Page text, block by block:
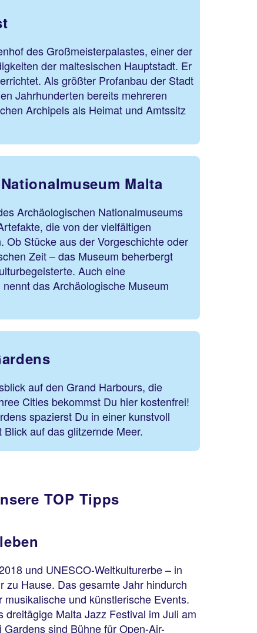
des Großmeisterpalastes, einer der
der maltesischen Hauptstadt. Er
Als größter Profanbau der Stadt
Jahrhunderten bereits mehreren
Archipels als Heimat und Amtssitz
Malta
Archäologischen Nationalmuseums
die von der vielfältigen
Ob Stücke aus der Vorgeschichte oder
Zeit – das Museum beherbergt
Auch eine
das Archäologische Museum
auf den Grand Harbours, die
Cities bekommst Du hier kostenfrei!
spazierst Du in einer kunstvoll
auf das glitzernde Meer.
TOP Tipps
und UNESCO-Weltkulturerbe – in
zu Hause. Das gesamte Jahr hindurch
und künstlerische Events.
dreitägige Malta Jazz Festival im Juli am
sind Bühne für Open-Air-